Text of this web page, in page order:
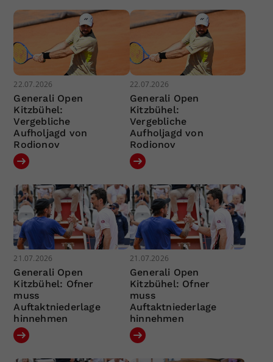
22.07.2026
Generali Open
Kitzbühel:
Vergebliche
Aufholjagd von
Rodionov
22.07.2026
Generali Open
Kitzbühel:
Vergebliche
Aufholjagd von
Rodionov
21.07.2026
Generali Open
Kitzbühel: Ofner
muss
Auftaktniederlage
hinnehmen
21.07.2026
Generali Open
Kitzbühel: Ofner
muss
Auftaktniederlage
hinnehmen